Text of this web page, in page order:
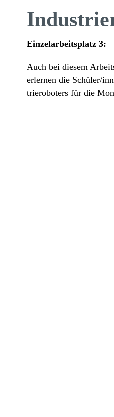
Einzel­ar­beits­platz 3:
Auch bei diesem
erlernen die Schüler/​
trie­ro­bo­ters für die